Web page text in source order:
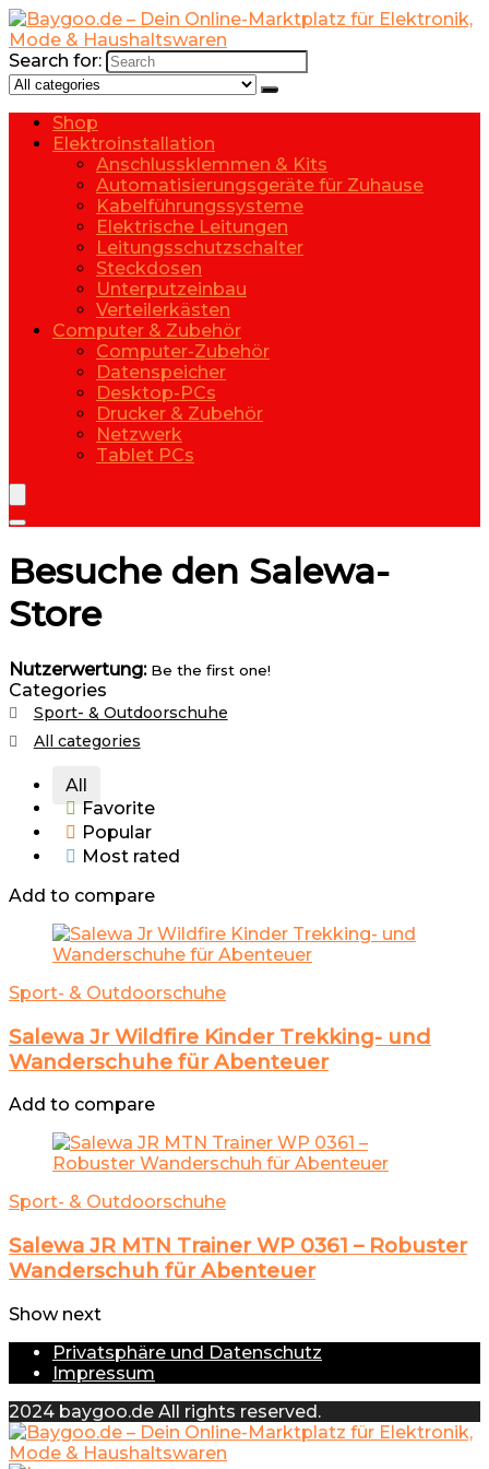
Search for:
Shop
Elektroinstallation
Anschlussklemmen & Kits
Automatisierungsgeräte für Zuhause
Kabelführungssysteme
Elektrische Leitungen
Leitungsschutzschalter
Steckdosen
Unterputzeinbau
Verteilerkästen
Computer & Zubehör
Computer-Zubehör
Datenspeicher
Desktop-PCs
Drucker & Zubehör
Netzwerk
Tablet PCs
Besuche den Salewa-
Store
Nutzerwertung: Be the first one!
Categories
Sport- & Outdoorschuhe
All categories
All
Favorite
Popular
Most rated
Add to compare
Sport- & Outdoorschuhe
Salewa Jr Wildfire Kinder Trekking- und
Wanderschuhe für Abenteuer
Add to compare
Sport- & Outdoorschuhe
Salewa JR MTN Trainer WP 0361 – Robuster
Wanderschuh für Abenteuer
Show next
Privatsphäre und Datenschutz
Impressum
2024 baygoo.de All rights reserved.